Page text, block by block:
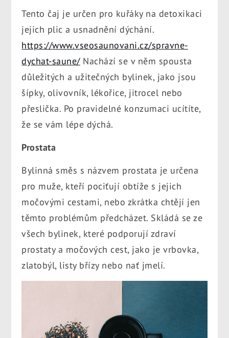
Tento čaj je určen pro kuřáky na detoxikaci
jejich plic a usnadnění dýchání.
https://www.vseosaunovani.cz/spravne-
dychat-saune/Nachází se v něm spousta
důležitých a užitečných bylinek, jako jsou
šípky, olivovník, lékořice, jitrocel nebo
přeslička. Po pravidelné konzumaci ucítíte,
že se vám lépe dýchá.
Prostata
Bylinná směs s názvem prostata je určena
pro muže, kteří pociťují obtíže s jejich
močovými cestami, nebo zkrátka chtějí jen
těmto problémům předcházet. Skládá se ze
všech bylinek, které podporují zdraví
prostaty a močových cest, jako je vrbovka,
zlatobýl, listy břízy nebo nať jmelí.